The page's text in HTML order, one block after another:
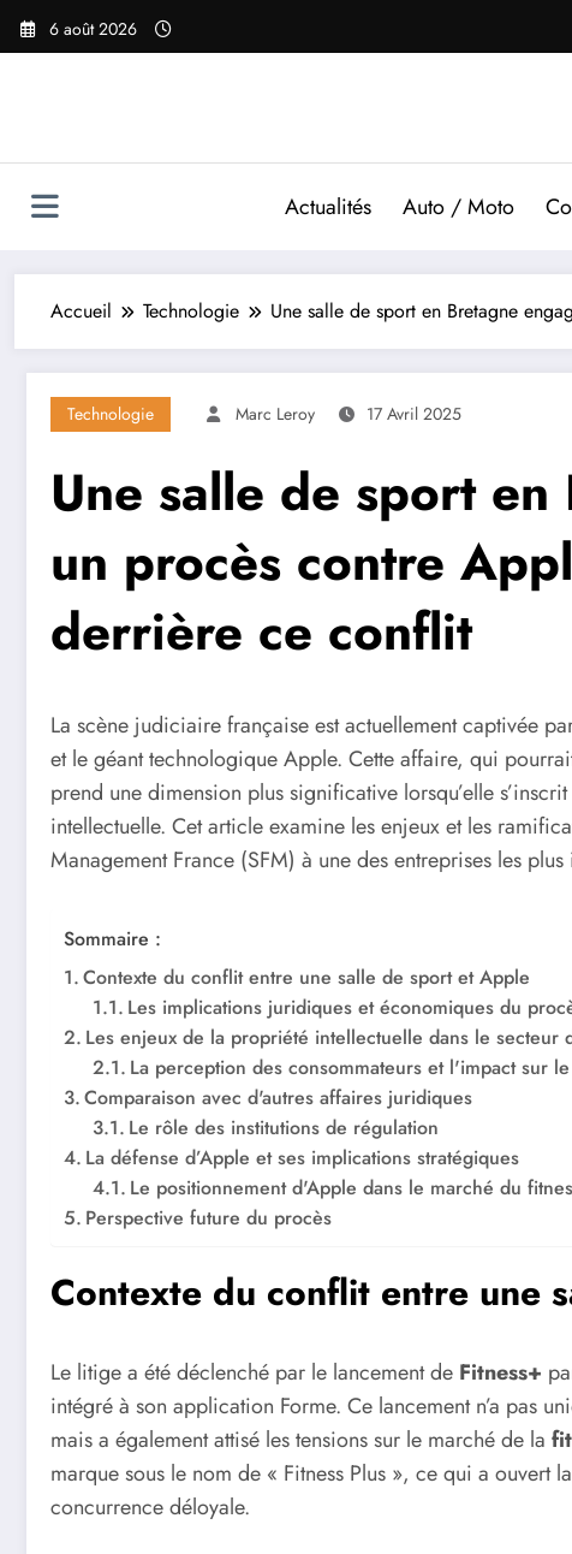
Aller
6 août 2026
Actualités Auto / Moto
Accueil Technologie Une salle de sport en Bretagne
Technologie Marc Leroy 17 Avril 2025
Une salle de sport
un procès contre
derrière ce conflit
La scène judiciaire française est actuellement captivée
et le géant technologique Apple. Cette affaire, qui
prend une dimension plus significative lorsqu’elle
intellectuelle. Cet article examine les enjeux et les
Management France (SFM) à une des entreprises les
Sommaire :
Contexte du conflit entre une salle de sport et Apple
Les implications juridiques et économiques du
Les enjeux de la propriété intellectuelle dans le secteur
La perception des consommateurs et l'impact sur
Comparaison avec d'autres affaires juridiques
Le rôle des institutions de régulation
La défense d’Apple et ses implications stratégiques
Le positionnement d'Apple dans le marché du
Perspective future du procès
Contexte du conflit entre une
Le litige a été déclenché par le lancement de Fitness+
intégré à son application Forme. Ce lancement n’a pas
mais a également attisé les tensions sur le marché de la
marque sous le nom de « Fitness Plus », ce qui a ouvert
concurrence déloyale.